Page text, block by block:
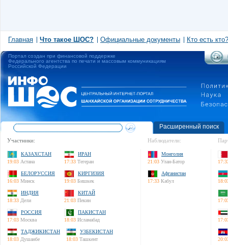
Главная Что такое ШОС? Официальные документы Кто есть кто?
Портал создан при финансовой поддержке
Федерального агентства по печати и массовым коммуникациям
Российской Федерации
Расширенный поиск
Участники:
КАЗАХСТАН
19:03 Астана
ИРАН
17:33 Тегеран
БЕЛОРУССИЯ
16:03 Минск
КИРГИЗИЯ
19:03 Бишкек
ИНДИЯ
18:33 Дели
КИТАЙ
21:03 Пекин
РОССИЯ
17:03 Москва
ПАКИСТАН
18:03 Исламабад
ТАДЖИКИСТАН
18:03 Душанбе
УЗБЕКИСТАН
18:03 Ташкент
Наблюдатели:
Монголия
21:03 Улан-Батор
Афганистан
17:33 Кабул